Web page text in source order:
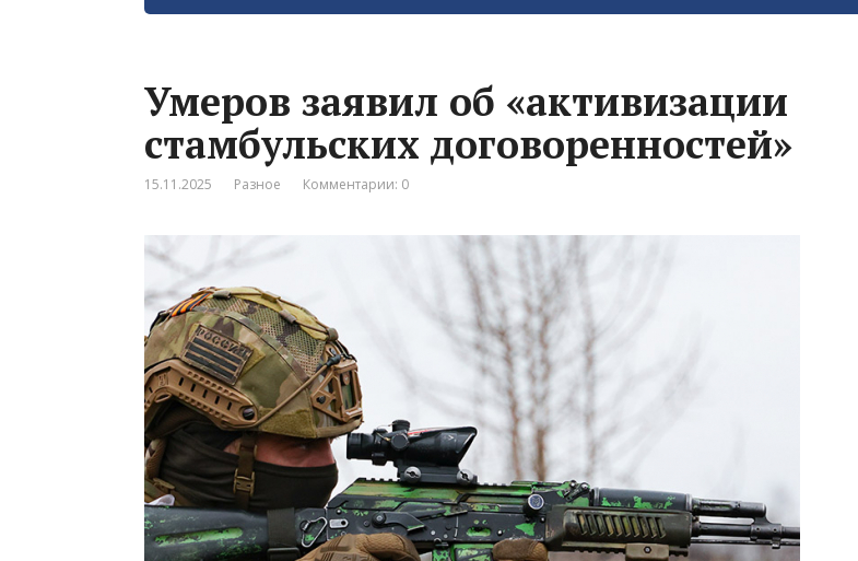
Умеров заявил об «активизации
стамбульских договоренностей»
15.11.2025 Разное Комментарии: 0